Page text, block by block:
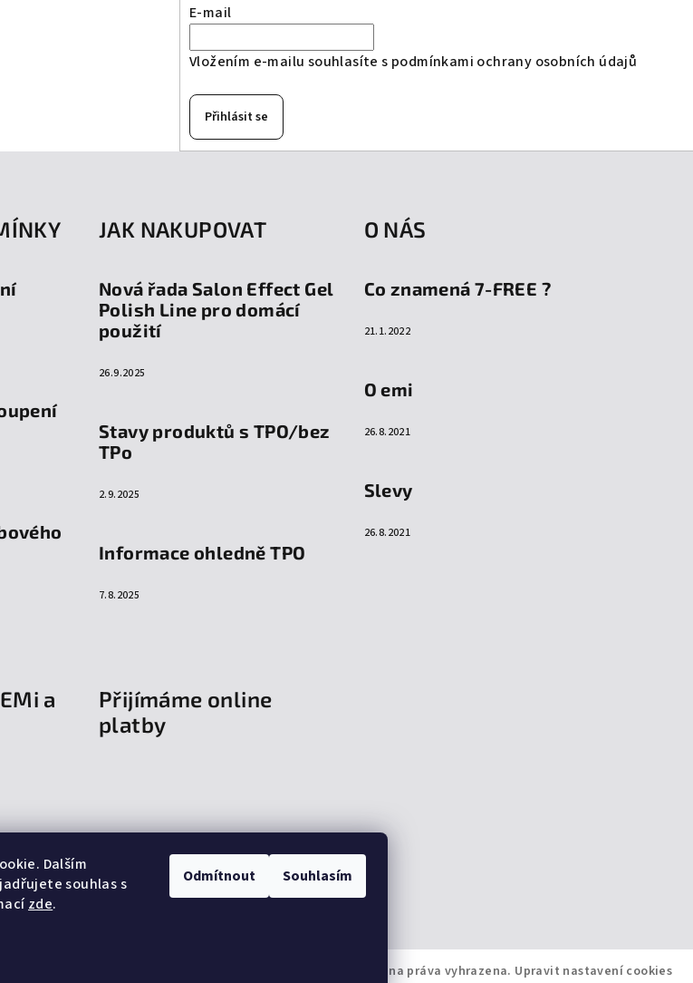
Dalším
souhlas s
zde.
Odmítnout Souhlasím
E-mail
Vložením e-mailu souhlasíte s podmínkami ochrany osobních údajů
Přihlásit se
JAK NAKUPOVAT
Nová řada Salon Effect Gel
Polish Line pro domácí
použití
26.9.2025
Stavy produktů s TPO/bez
TPo
2.9.2025
Informace ohledně TPO
7.8.2025
O NÁS
Co znamená 7-FREE ?
21.1.2022
O emi
26.8.2021
Slevy
26.8.2021
a
Přijímáme online
platby
. Všechna práva vyhrazena. Upravit nastavení cookies